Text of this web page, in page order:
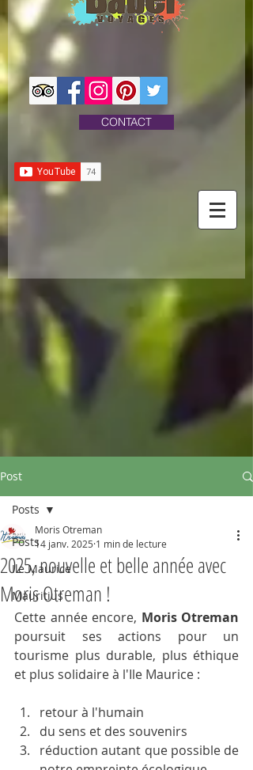
CONTACT
Post
Posts
Ile Maurice
Mauritius
Posts
2025, nouvelle et belle année avec
Moris Otreman !
Moris Otreman
14 janv. 2025 1 min de lecture
Cette année encore, Moris Otreman
poursuit ses actions pour un
tourisme plus durable, plus éthique
et plus solidaire à l'Ile Maurice :
retour à l'humain
du sens et des souvenirs
réduction autant que possible de